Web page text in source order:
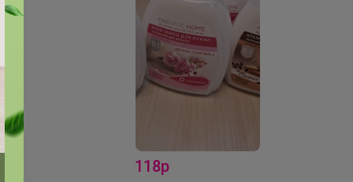
стиральный порошок